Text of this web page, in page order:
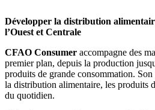
Développer la distribution
l’Ouest et Centrale
CFAO Consumer accompagne des
premier plan, depuis la production
produits de grande consommation.
la distribution alimentaire, les produits
du quotidien.